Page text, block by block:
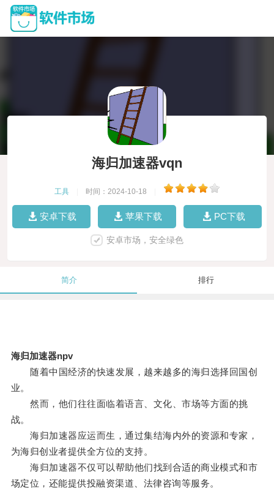
海归加速器vqn
工具 时间：2024-10-18
安卓下载 苹果下载 PC下载
安卓市场，安全绿色
简介 排行
海归加速器npv
随着中国经济的快速发展，越来越多的海归选择回国创
业。
然而，他们往往面临着语言、文化、市场等方面的挑
战。
海归加速器应运而生，通过集结海内外的资源和专家，
为海归创业者提供全方位的支持。
海归加速器不仅可以帮助他们找到合适的商业模式和市
场定位，还能提供投融资渠道、法律咨询等服务。